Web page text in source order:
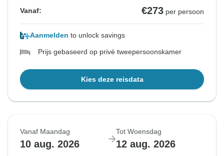
Vanaf: €273 per persoon
Aanmelden to unlock savings
Prijs gebaseerd op privé tweepersoonskamer
Kies deze reisdata
Vanaf Maandag
10 aug. 2026
Tot Woensdag
12 aug. 2026